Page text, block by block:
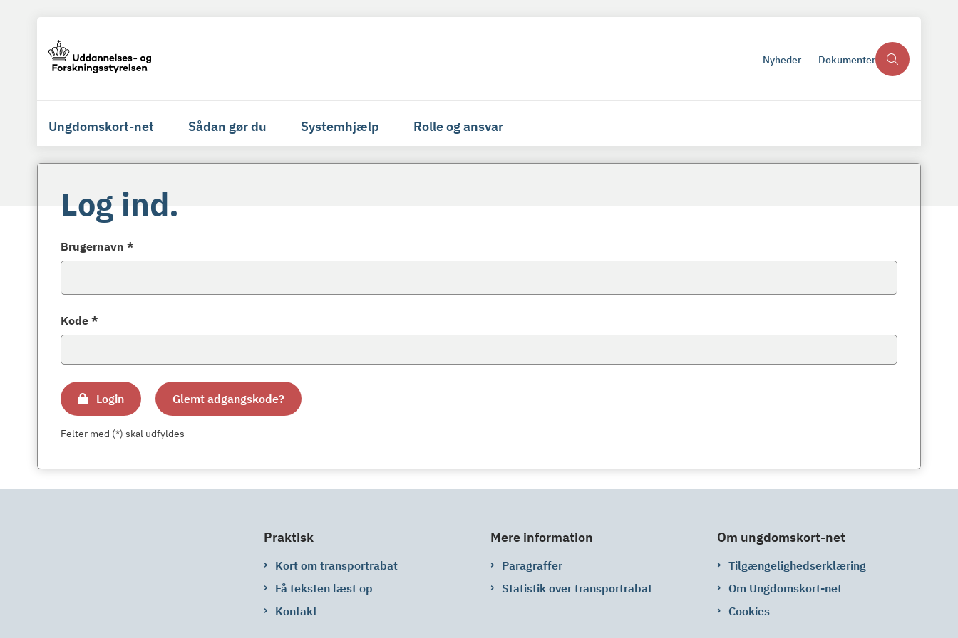
Nyheder Dokumenter
Ungdomskort-net Sådan gør du Systemhjælp Rolle og ansvar
Log ind.
Brugernavn *
Kode *
Login Glemt adgangskode?
Felter med (*) skal udfyldes
Praktisk
Kort om transportrabat
Få teksten læst op
Kontakt
Mere information
Paragraffer
Statistik over transportrabat
Om ungdomskort-net
Tilgængelighedserklæring
Om Ungdomskort-net
Cookies